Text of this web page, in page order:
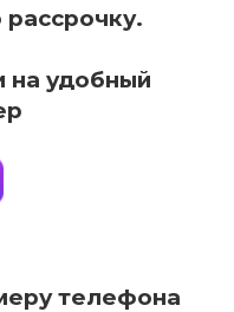
рассрочку.
на удобный
телефона